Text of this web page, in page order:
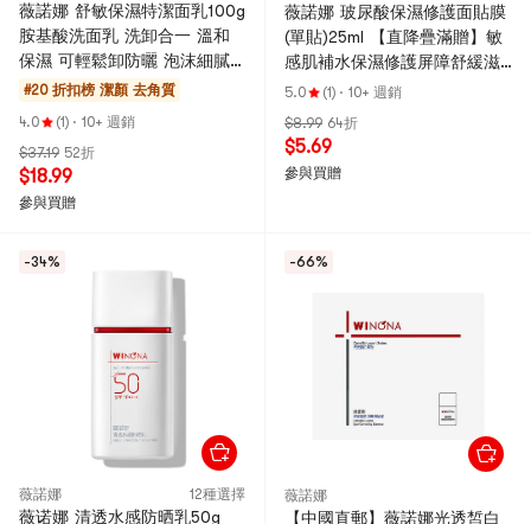
薇諾娜 舒敏保濕特潔面乳100g
胺基酸洗面乳 洗卸合一 溫和
保濕 可輕鬆卸防曬 泡沫細膩
好沖洗 敏感肌適用
#20 折扣榜 潔顏 去角質
4.0
(1) · 10+ 週銷
$37.19 52折
$18.99
參與買贈
薇諾娜 玻尿酸保濕修護面貼膜
(單貼)25ml 【直降疊滿贈】敏
感肌補水保濕修護屏障舒緩滋
潤 拉新價 限量200件
5.0 (1) · 10+ 週銷
$8.99 64折
$5.69
參與買贈
-34%
薇諾娜 12種選擇
薇诺娜 清透水感防晒乳50g
-66%
薇諾娜
【中國直郵】薇諾娜光透皙白